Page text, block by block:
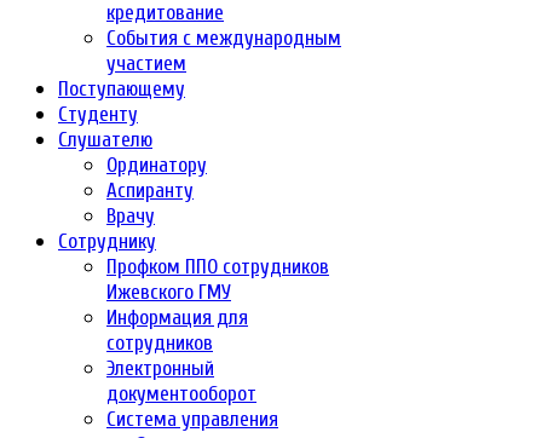
кредитование
События с международным
участием
Поступающему
Студенту
Слушателю
Ординатору
Аспиранту
Врачу
Сотруднику
Профком ППО сотрудников
Ижевского ГМУ
Информация для
сотрудников
Электронный
документооборот
Система управления